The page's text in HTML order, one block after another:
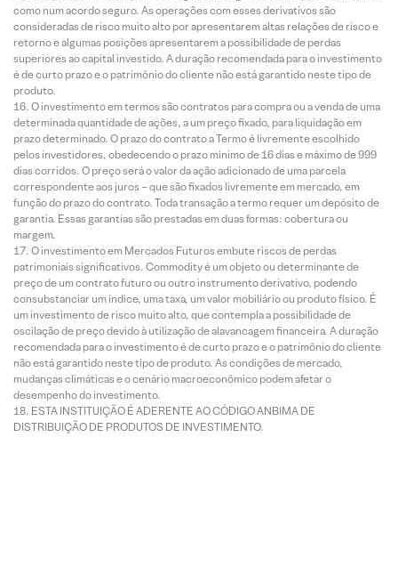
como num acordo seguro. As operações com esses derivativos são
consideradas de risco muito alto por apresentarem altas relações de risco e
retorno e algumas posições apresentarem a possibilidade de perdas
superiores ao capital investido. A duração recomendada para o investimento
é de curto prazo e o patrimônio do cliente não está garantido neste tipo de
produto.
O investimento em termos são contratos para compra ou a venda de uma
determinada quantidade de ações, a um preço fixado, para liquidação em
prazo determinado. O prazo do contrato a Termo é livremente escolhido
pelos investidores, obedecendo o prazo mínimo de 16 dias e máximo de 999
dias corridos. O preço será o valor da ação adicionado de uma parcela
correspondente aos juros – que são fixados livremente em mercado, em
função do prazo do contrato. Toda transação a termo requer um depósito de
garantia. Essas garantias são prestadas em duas formas: cobertura ou
margem.
O investimento em Mercados Futuros embute riscos de perdas
patrimoniais significativos. Commodity é um objeto ou determinante de
preço de um contrato futuro ou outro instrumento derivativo, podendo
consubstanciar um índice, uma taxa, um valor mobiliário ou produto físico. É
um investimento de risco muito alto, que contempla a possibilidade de
oscilação de preço devido à utilização de alavancagem financeira. A duração
recomendada para o investimento é de curto prazo e o patrimônio do cliente
não está garantido neste tipo de produto. As condições de mercado,
mudanças climáticas e o cenário macroeconômico podem afetar o
desempenho do investimento.
ESTA INSTITUIÇÃO É ADERENTE AO CÓDIGO ANBIMA DE
DISTRIBUIÇÃO DE PRODUTOS DE INVESTIMENTO.